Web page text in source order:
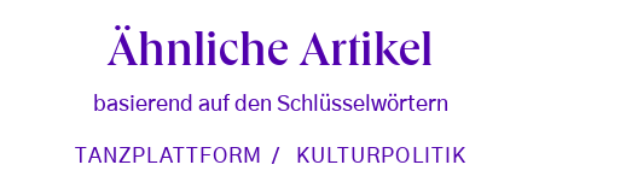
Ähnliche Artikel
basierend auf den Schlüsselwörtern
TANZPLATTFORM KULTURPOLITIK